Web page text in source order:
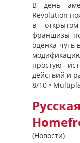
В день
Revolution
в
франшизы
оценка чуть
простую
действий и
8/10 •
(Новости)